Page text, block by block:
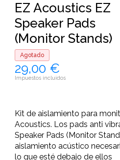
EZ Acoustics EZ
Speaker Pads
(Monitor Stands)
Agotado
29,00 €
Impuestos incluidos
Kit de aislamiento para
Acoustics. Los pads anti
Speaker Pads (Monitor
aislamiento acústico
lo que esté debajo de ellos